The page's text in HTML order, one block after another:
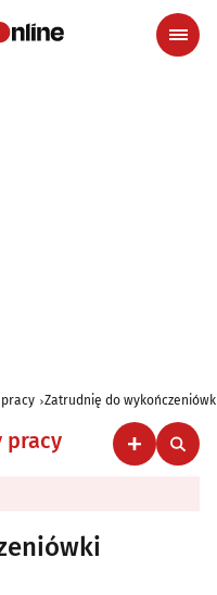
Zatrudnię do
pracy